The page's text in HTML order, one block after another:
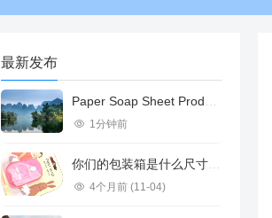
最新发布
1分钟前
4个月前 (11-04)